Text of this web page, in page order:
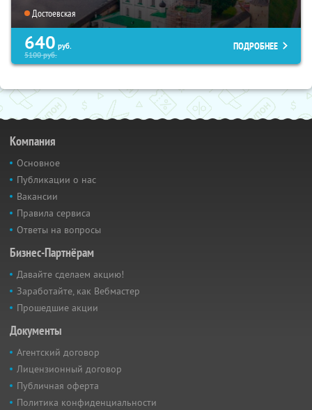
Достоевская
640 руб.
5100руб.
ПОДРОБНЕЕ
Компания
Основное
Публикации о нас
Вакансии
Правила сервиса
Ответы на вопросы
Бизнес-Партнёрам
Давайте сделаем акцию!
Заработайте, как Вебмастер
Прошедшие акции
Документы
Агентский договор
Лицензионный договор
Публичная оферта
Политика конфиденциальности